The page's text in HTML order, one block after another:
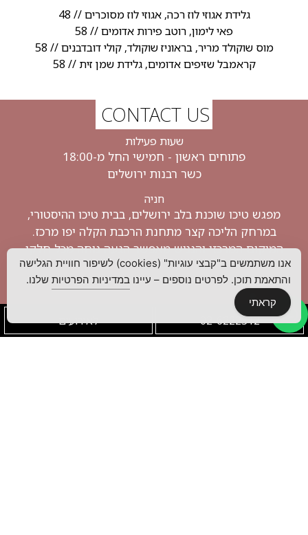
גלידת אגוזי לוז רכה, אגוזי לוז מסוכרים // 48
פאי לימון, רוטב פירות אדומים // 58
מוס שוקולד מריר, בראוניז שוקולד, קולי דובדבנים // 58
קראמבל שזיפים אדומים, גלידת שמן זית // 58
CONTACT US
שעות פעילות
פתוחים ראשון - חמישי החל מ-18:00
כשר רבנות ירושלים
חניה
מפגש טיכו שוכנת בלב ירושלים, בבית טיכו ההיסטורי,
במרחק הליכה קצר מתחנת הרכבת הקלה יפו מרכז.
המיקום המרכזי והנגיש מאפשר הגעה נוחה מכל חלקי
העיר והסביבה.
חניון מרכז אשדר
הרב קוק 6 ירושלים
02-6222312 לאירועים
אנו משתמשים ב"קבצי עוגיות" (cookies) לשיפור חוויית הגלישה
והתאמת תוכן. לפרטים נוספים – עיינו במדיניות הפרטיות שלנו.
קראתי